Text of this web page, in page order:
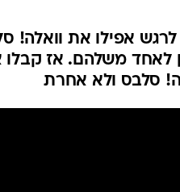
אפילו את וואלה!
לאחד משלהם. אז
סלבס ולא אחרת